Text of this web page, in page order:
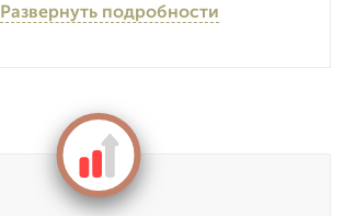
Развернуть подробности